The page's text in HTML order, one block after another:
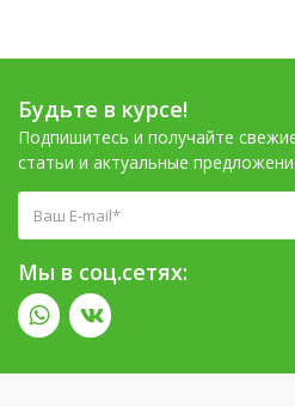
Будьте в курсе!
Подпишитесь и получайте
статьи и актуальные
Мы в соц.сетях: